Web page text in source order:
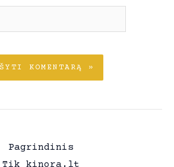
Pagrindinis
Tik kinora.lt